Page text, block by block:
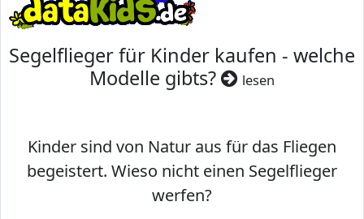
Segelflieger für Kinder kaufen - welche
Modelle gibts?
lesen
Kinder sind von Natur aus für das Fliegen
begeistert. Wieso nicht einen Segelflieger
werfen?